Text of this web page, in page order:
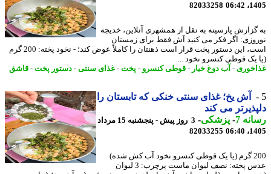
82033258
پارسینه به نقل از همشهری آنلاین، خدیجه
اگر فکر می کنید آش فقط برای زمستان
است، این دستور پخت قرار است ذهنتان را کاملاً عوض کند؛ - نخود پخته: 200 گرم
یک قوطی کنسرو نخود ...
- آب دوغ خیار -قوطی کنسرو-پخت -غذای سنتی-دستور پخت -قاشق
آش یخ؛ غذای سنتی خنکی که تابستان را
می کند
7
-پزشکی-
3 روز پیش - پنجشنبه 15 مرداد
82033255
200 گرم (یا یک قوطی کنسرو نخود آب کش شده)
عدس پخته: نصف لیوان ماست پرچرب: 3 لیوان